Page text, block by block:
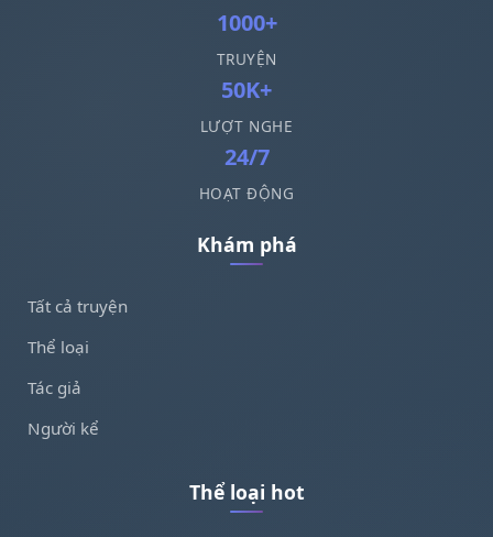
1000+
TRUYỆN
50K+
LƯỢT NGHE
24/7
HOẠT ĐỘNG
Khám phá
Tất cả truyện
Thể loại
Tác giả
Người kể
Thể loại hot